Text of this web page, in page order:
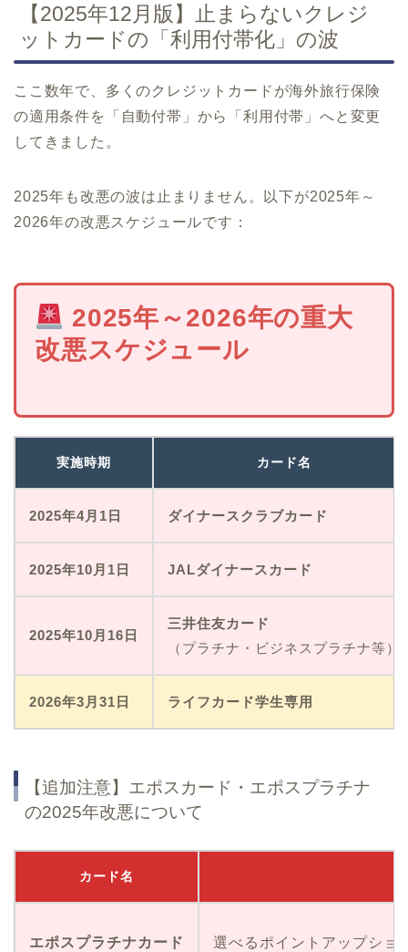
【2025年12月版】止まらないクレジ
ットカードの「利用付帯化」の波
ここ数年で、多くのクレジットカードが海外旅行保険
の適用条件を「自動付帯」から「利用付帯」へと変更
してきました。
2025年も改悪の波は止まりません。以下が2025年～
2026年の改悪スケジュールです：
2025年～2026年の重大
改悪スケジュール
実施時期 カード名
2025年4月1日 ダイナースクラブカード
2025年10月1日 JALダイナースカード
2025年10月16日
三井住友カード
（プラチナ・ビジネスプラチナ等）
2026年3月31日 ライフカード学生専用
【追加注意】エポスカード・エポスプラチナ
の2025年改悪について
カード名
エポスプラチナカード 選べるポイントアップショ